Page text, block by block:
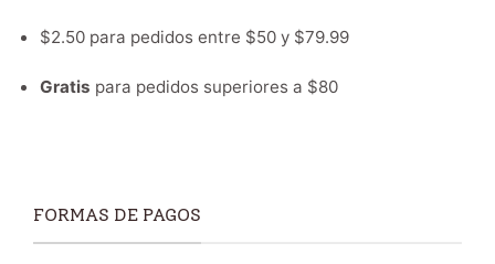
$2.50 para pedidos entre $50 y $79.99
Gratis para pedidos superiores a $80
FORMAS DE PAGOS